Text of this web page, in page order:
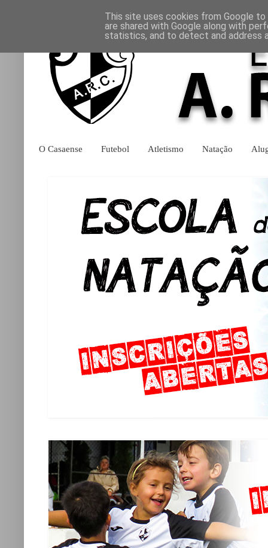
O Casaense Futebol Atletismo Natação
This site uses cookies from Google
are shared with Google along with
statistics, and to detect and address